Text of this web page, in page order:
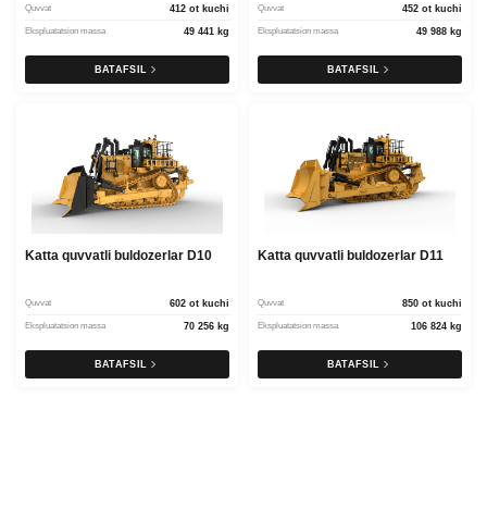
Quvvat 412 ot kuchi
Ekspluatatsion massa 49 441 kg
BATAFSIL
Quvvat 452 ot kuchi
Ekspluatatsion massa 49 988 kg
BATAFSIL
Katta quvvatli buldozerlar D10
Quvvat 602 ot kuchi
Ekspluatatsion massa 70 256 kg
BATAFSIL
Katta quvvatli buldozerlar D11
Quvvat 850 ot kuchi
Ekspluatatsion massa 106 824 kg
BATAFSIL